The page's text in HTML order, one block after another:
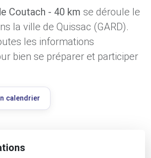
Coutach - 40 km se déroule le
la ville de Quissac (GARD).
les informations
bien se préparer et participer
calendrier